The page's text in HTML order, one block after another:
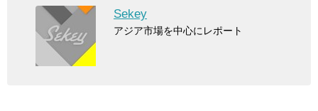
Sekey
アジア市場を中心にレポート